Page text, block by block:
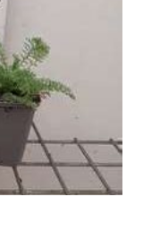
chosen
on
the
product
page